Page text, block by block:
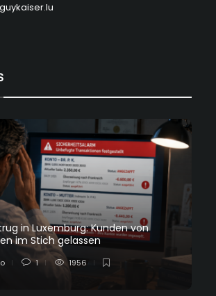
in Luxemburg: Kunden von
im Stich gelassen
1 1956